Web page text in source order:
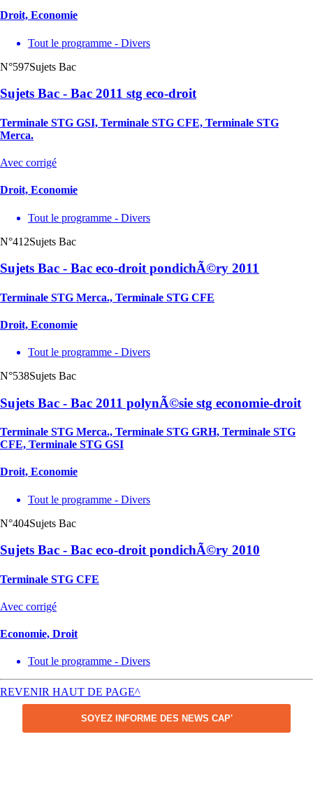
Droit, Economie
Tout le programme - Divers
N°597Sujets Bac
Sujets Bac - Bac 2011 stg eco-droit
Terminale STG GSI, Terminale STG CFE, Terminale STG
Merca.
Avec corrigé
Droit, Economie
Tout le programme - Divers
N°412Sujets Bac
Sujets Bac - Bac eco-droit pondichÃ©ry 2011
Terminale STG Merca., Terminale STG CFE
Droit, Economie
Tout le programme - Divers
N°538Sujets Bac
Sujets Bac - Bac 2011 polynÃ©sie stg economie-droit
Terminale STG Merca., Terminale STG GRH, Terminale STG
CFE, Terminale STG GSI
Droit, Economie
Tout le programme - Divers
N°404Sujets Bac
Sujets Bac - Bac eco-droit pondichÃ©ry 2010
Terminale STG CFE
Avec corrigé
Economie, Droit
Tout le programme - Divers
REVENIR HAUT DE PAGE^
SOYEZ INFORME DES NEWS CAP'